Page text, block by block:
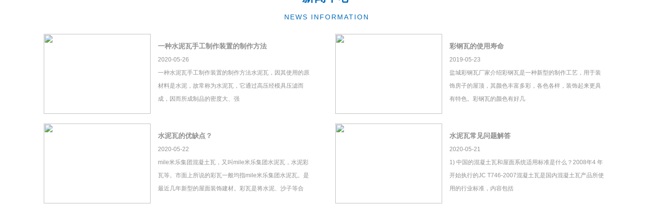
NEWS INFORMATION
一种水泥瓦手工制作装置的制作方法
2020-05-26
一种水泥瓦手工制作装置的制作方法水泥瓦，因其使用的原
材料是水泥，故常称为水泥瓦，它通过高压经模具压滤而
成，因而所成制品的密度大、强
彩钢瓦的使用寿命
2019-05-23
盐城彩钢瓦厂家介绍彩钢瓦是一种新型的制作工艺，用于装
饰房子的屋顶，其颜色丰富多彩，各色各样，装饰起来更具
有特色。彩钢瓦的颜色有好几
水泥瓦的优缺点？
2020-05-22
mile米乐集团混凝土瓦，又叫mile米乐集团水泥瓦，水泥彩
瓦等。市面上所说的彩瓦一般均指mile米乐集团水泥瓦。是
最近几年新型的屋面装饰建材。彩瓦是将水泥、沙子等合
水泥瓦常见问题解答
2020-05-21
1) 中国的混凝土瓦和屋面系统适用标准是什么？2008年4 年
开始执行的JC T746-2007混凝土瓦是国内混凝土瓦产品所使
用的行业标准，内容包括